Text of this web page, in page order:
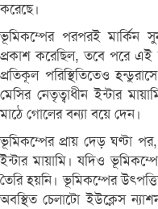
করেছে।
ভূমিকম্পের পরপরই মার্কিন
প্রকাশ করেছিল, তবে পরে এই
প্রতিকূল পরিস্থিতিতেও
মেসির নেতৃত্বাধীন ইন্টার
মাঠে গোলের বন্যা বয়ে দেন।
ভূমিকম্পের প্রায় দেড় ঘণ্টা
ইন্টার মায়ামি। যদিও
তৈরি হয়নি। ভূমিকম্পের
অবস্থিত চেলাটো ইউক্লেস